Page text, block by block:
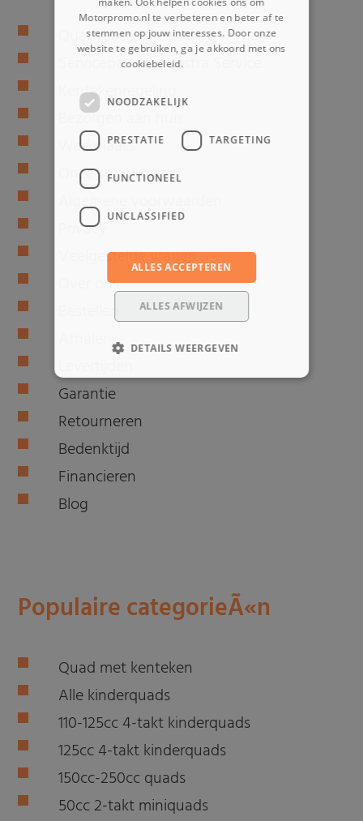
Quad leasen/financieren
Servicepartner Westra Service
Kentekenregeling
Bezorgen aan huis
Werkplaats
Onze showrooms
Algemene voorwaarden
Privacy
Veelgestelde vragen
Over ons
Bestellen
Afhalen
Garantie
Retourneren
Bedenktijd
Financieren
Blog
Populaire categorieÃ«n
Quad met kenteken
Alle kinderquads
110-125cc 4-takt kinderquads
125cc 4-takt kinderquads
150cc-250cc quads
50cc 2-takt miniquads
Motorpromo.nl te verbeteren en beter af te
stemmen op jouw interesses. Door onze
website te gebruiken, ga je akkoord met ons
cookiebeleid.
NOODZAKELIJK
PRESTATIE TARGETING
FUNCTIONEEL
UNCLASSIFIED
ALLES ACCEPTEREN
ALLES AFWIJZEN
DETAILS WEERGEVEN